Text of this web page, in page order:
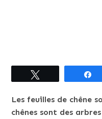
Les feuilles de chêne
chênes sont des